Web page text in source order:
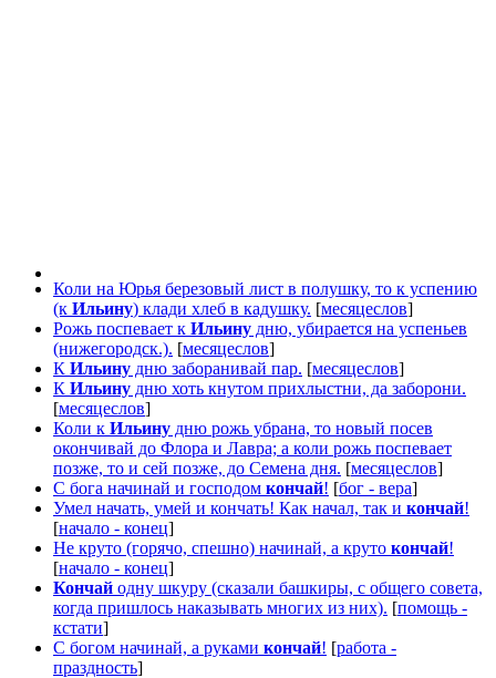
Коли на Юрья березовый лист в полушку, то к успению
(к Ильину) клади хлеб в кадушку. [месяцеслов]
Рожь поспевает к Ильину дню, убирается на успеньев
(нижегородск.). [месяцеслов]
К Ильину дню заборанивай пар. [месяцеслов]
К Ильину дню хоть кнутом прихлыстни, да заборони.
[месяцеслов]
Коли к Ильину дню рожь убрана, то новый посев
окончивай до Флора и Лавра; а коли рожь поспевает
позже, то и сей позже, до Семена дня. [месяцеслов]
С бога начинай и господом кончай! [бог - вера]
Умел начать, умей и кончать! Как начал, так и кончай!
[начало - конец]
Не круто (горячо, спешно) начинай, а круто кончай!
[начало - конец]
Кончай одну шкуру (сказали башкиры, с общего совета,
когда пришлось наказывать многих из них). [помощь -
кстати]
С богом начинай, а руками кончай! [работа -
праздность]